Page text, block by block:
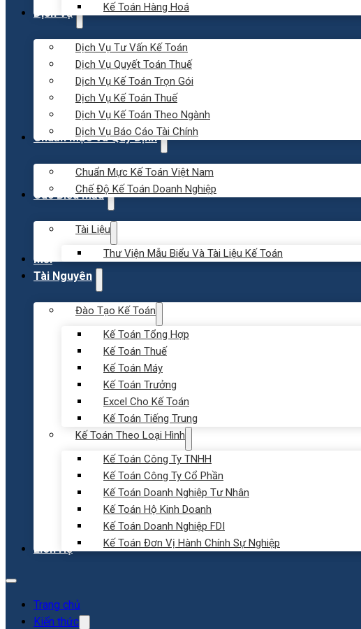
Kế Toán Hàng Hoá
Dịch Vụ
Dịch Vụ Tư Vấn Kế Toán
Dịch Vụ Quyết Toán Thuế
Dịch Vụ Kế Toán Trọn Gói
Dịch Vụ Kế Toán Thuế
Dịch Vụ Kế Toán Theo Ngành
Dịch Vụ Báo Cáo Tài Chính
Chuẩn Mực Và Quy Định
Chuẩn Mực Kế Toán Việt Nam
Chế Độ Kế Toán Doanh Nghiệp
Các Biểu Mẫu
Tài Liệu
Thư Viện Mẫu Biểu Và Tài Liệu Kế Toán
Mới
Tài Nguyên
Đào Tạo Kế Toán
Kế Toán Tổng Hợp
Kế Toán Thuế
Kế Toán Máy
Kế Toán Trưởng
Excel Cho Kế Toán
Kế Toán Tiếng Trung
Kế Toán Theo Loại Hình
Kế Toán Công Ty TNHH
Kế Toán Công Ty Cổ Phần
Kế Toán Doanh Nghiệp Tư Nhân
Kế Toán Hộ Kinh Doanh
Kế Toán Doanh Nghiệp FDI
Kế Toán Đơn Vị Hành Chính Sự Nghiệp
Liên Hệ
Trang chủ
Kiến thức